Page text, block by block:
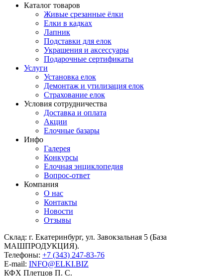
Каталог товаров
Живые срезанные ёлки
Елки в кадках
Лапник
Подставки для елок
Украшения и аксессуары
Подарочные сертификаты
Услуги
Установка елок
Демонтаж и утилизация елок
Страхование елок
Условия сотрудничества
Доставка и оплата
Акции
Елочные базары
Инфо
Галерея
Конкурсы
Елочная энциклопедия
Вопрос-ответ
Компания
О нас
Контакты
Новости
Отзывы
Склад: г. Екатеринбург, ул. Завокзальная 5 (База
МАШПРОДУКЦИЯ).
Телефоны: +7 (343) 247-83-76
E-mail: INFO@ELKI.BIZ
КФХ Плетцов П. С.